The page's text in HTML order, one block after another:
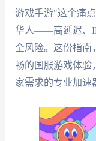
游戏手游"这个痛
华人——高延迟、
全风险。这份指南
畅的国服游戏体验
家需求的专业加速